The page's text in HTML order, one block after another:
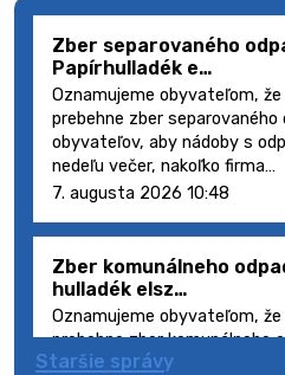
Zber separovaného
Papírhulladék e…
Oznamujeme obyvateľom,
prebehne zber separovaného
obyvateľov, aby nádoby s
nedeľu večer, nakoľko firma…
7. augusta 2026 10:48
Zber komunálneho
hulladék elsz…
Oznamujeme obyvateľom,
prebehne zber komunálneho
obyvateľov, aby smetné
Staršie správy